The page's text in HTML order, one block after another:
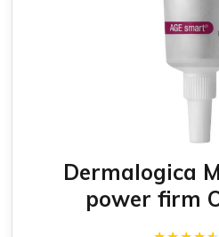
Dermalogica
power firm